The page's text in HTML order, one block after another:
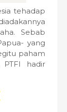
tehadap
Sebab
yang
paham
hadir